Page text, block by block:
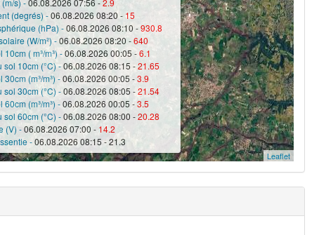
s) -06.08.2026 07:56 -2.9
(degrés) -06.08.2026 08:20 - 15
(hPa) -06.08.2026 08:10 -930.8
(W/m²) -06.08.2026 08:20 -640
( m³/m³) -06.08.2026 00:05 -6.1
sol 10cm (°C) -06.08.2026 08:15 -21.65
(m³/m³) -06.08.2026 00:05 -3.9
sol 30cm (°C) -06.08.2026 08:05 -21.54
(m³/m³) -06.08.2026 00:05 -3.5
sol 60cm (°C) -06.08.2026 08:00 -20.28
(V) -06.08.2026 07:00 - 14.2
-06.08.2026 08:15 - 21.3
Leaflet